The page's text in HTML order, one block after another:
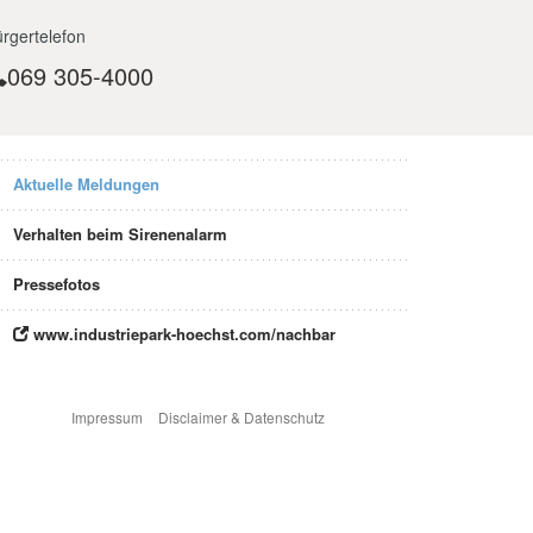
069 305-4000
Aktuelle Meldungen
Verhalten beim Sirenenalarm
Pressefotos
www.industriepark-hoechst.com/nachbar
Impressum Disclaimer & Datenschutz